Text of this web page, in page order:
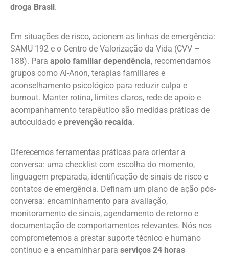
droga Brasil.
Em situações de risco, acionem as linhas de emergência:
SAMU 192 e o Centro de Valorização da Vida (CVV –
188). Para apoio familiar dependência, recomendamos
grupos como Al-Anon, terapias familiares e
aconselhamento psicológico para reduzir culpa e
burnout. Manter rotina, limites claros, rede de apoio e
acompanhamento terapêutico são medidas práticas de
autocuidado e prevenção recaída.
Oferecemos ferramentas práticas para orientar a
conversa: uma checklist com escolha do momento,
linguagem preparada, identificação de sinais de risco e
contatos de emergência. Definam um plano de ação pós-
conversa: encaminhamento para avaliação,
monitoramento de sinais, agendamento de retorno e
documentação de comportamentos relevantes. Nós nos
comprometemos a prestar suporte técnico e humano
contínuo e a encaminhar para serviços 24 horas